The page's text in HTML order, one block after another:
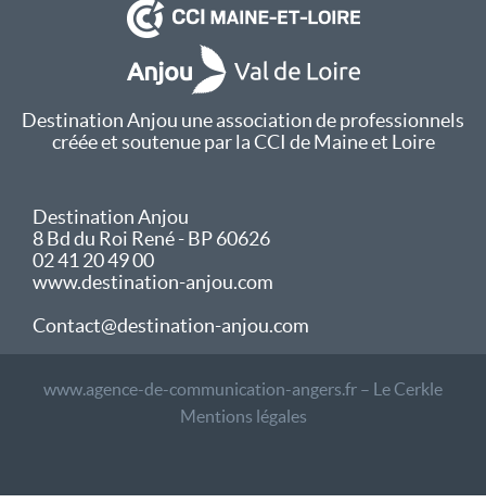
Destination Anjou une association de professionnels
créée et soutenue par la CCI de Maine et Loire
Destination Anjou
8 Bd du Roi René - BP 60626
02 41 20 49 00
www.destination-anjou.com
Contact@destination-anjou.com
www.agence-de-communication-angers.fr – Le Cerkle
Mentions légales